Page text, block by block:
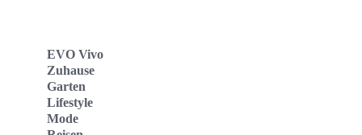
EVO Vivo
Zuhause
Garten
Lifestyle
Mode